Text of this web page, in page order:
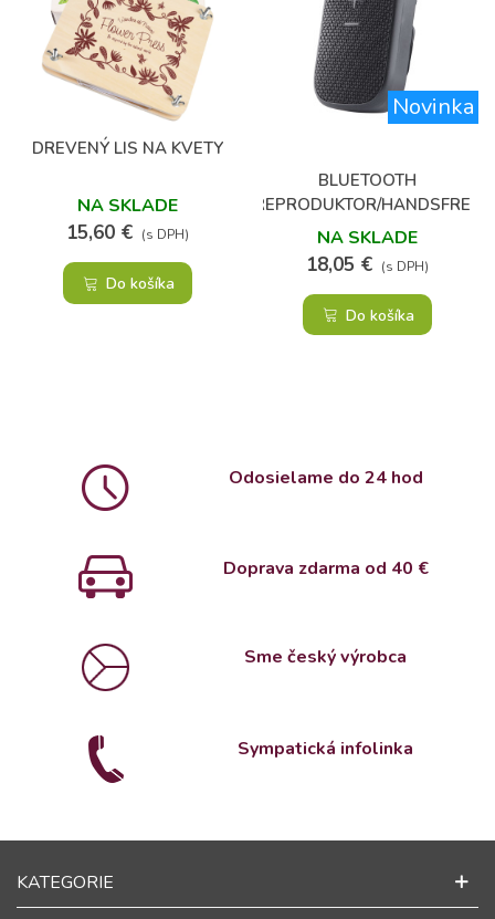
DREVENÝ LIS NA KVETY
NA SKLADE
15,60 € (s DPH)
Do košíka
Novinka
BLUETOOTH
REPRODUKTOR/HANDSFREE
S MAGNETOM ALEBO
KLIPOM
NA SKLADE
18,05 € (s DPH)
Do košíka
Odosielame do 24 hod
Doprava zdarma od 40 €
Sme český výrobca
Sympatická infolinka
KATEGORIE